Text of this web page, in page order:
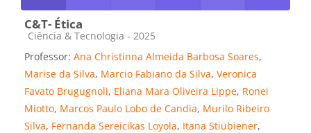
C&T- Ética
Categoria do curso
Ciência & Tecnologia - 2025
Professor: Ana Christinna Almeida Barbosa Soares,
Marise da Silva, Marcio Fabiano da Silva, Veronica
Favato Brugugnoli, Eliana Mara Oliveira Lippe, Ronei
Miotto, Marcos Paulo Lobo de Candia, Murilo Ribeiro
Silva, Fernanda Sereicikas Loyola, Itana Stiubiener,